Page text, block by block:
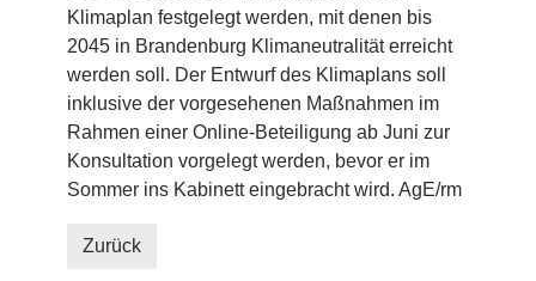
Klimaplan festgelegt werden, mit denen bis
2045 in Brandenburg Klimaneutralität erreicht
werden soll. Der Entwurf des Klimaplans soll
inklusive der vorgesehenen Maßnahmen im
Rahmen einer Online-Beteiligung ab Juni zur
Konsultation vorgelegt werden, bevor er im
Sommer ins Kabinett eingebracht wird. AgE/rm
Zurück